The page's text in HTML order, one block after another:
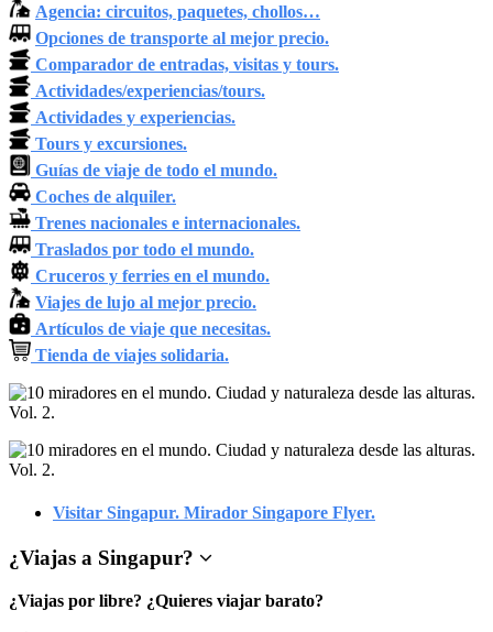
Agencia: circuitos, paquetes, chollos…
Opciones de transporte al mejor precio.
Comparador de entradas, visitas y tours.
Actividades/experiencias/tours.
Actividades y experiencias.
Tours y excursiones.
Guías de viaje de todo el mundo.
Coches de alquiler.
Trenes nacionales e internacionales.
Traslados por todo el mundo.
Cruceros y ferries en el mundo.
Viajes de lujo al mejor precio.
Artículos de viaje que necesitas.
Tienda de viajes solidaria.
Visitar Singapur. Mirador Singapore Flyer.
¿Viajas a Singapur?
¿Viajas por libre? ¿Quieres viajar barato?